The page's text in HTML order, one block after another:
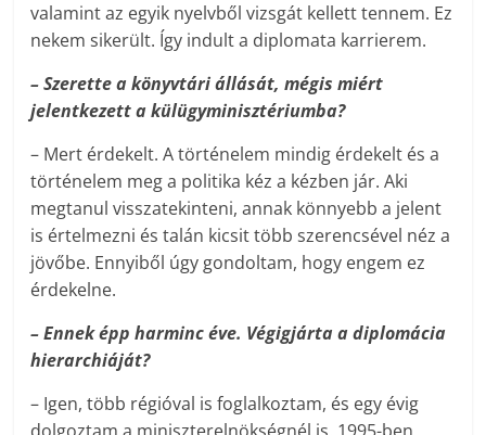
valamint az egyik nyelvből vizsgát kellett tennem. Ez
nekem sikerült. Így indult a diplomata karrierem.
– Szerette a könyvtári állását, mégis miért
jelentkezett a külügyminisztériumba?
– Mert érdekelt. A történelem mindig érdekelt és a
történelem meg a politika kéz a kézben jár. Aki
megtanul visszatekinteni, annak könnyebb a jelent
is értelmezni és talán kicsit több szerencsével néz a
jövőbe. Ennyiből úgy gondoltam, hogy engem ez
érdekelne.
– Ennek épp harminc éve. Végigjárta a diplomácia
hierarchiáját?
– Igen, több régióval is foglalkoztam, és egy évig